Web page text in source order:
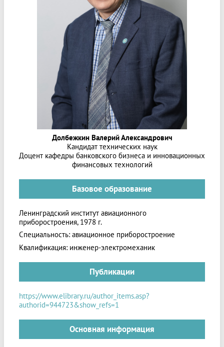
Долбежкин Валерий Александрович
Кандидат технических наук
Доцент кафедры банковского бизнеса и инновационных
финансовых технологий
Базовое образование
Ленинградский институт авиационного
приборостроения, 1978 г.
Специальность: авиационное приборостроение
Квалификация: инженер-электромеханик
Публикации
https://www.elibrary.ru/author_items.asp?
authorid=944723&show_refs=1
Основная информация